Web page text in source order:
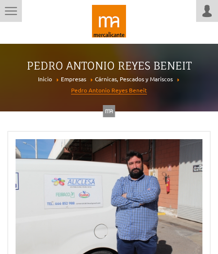
PEDRO ANTONIO REYES BENEIT
Inicio Empresas
Cárnicas, Pescados y Mariscos
Pedro Antonio Reyes Beneit